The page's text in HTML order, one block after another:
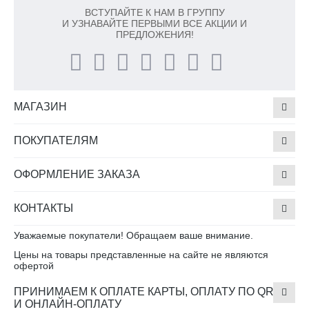
ВСТУПАЙТЕ К НАМ В ГРУППУ
И УЗНАВАЙТЕ ПЕРВЫМИ ВСЕ АКЦИИ И
ПРЕДЛОЖЕНИЯ!
МАГАЗИН
ПОКУПАТЕЛЯМ
ОФОРМЛЕНИЕ ЗАКАЗА
КОНТАКТЫ
Уважаемые покупатели! Обращаем ваше внимание.
Цены на товары представленные на сайте не являются
офертой
ПРИНИМАЕМ К ОПЛАТЕ КАРТЫ, ОПЛАТУ ПО QR
И ОНЛАЙН-ОПЛАТУ